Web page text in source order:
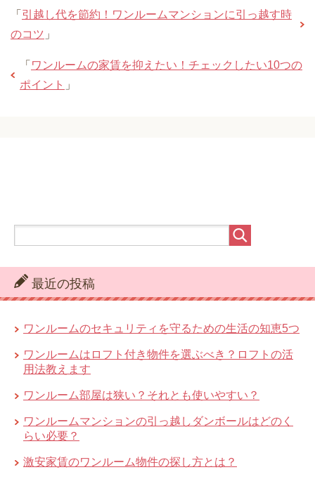
「 引越し代を節約！ワンルームマンションに引っ越す時
のコツ 」
「 ワンルームの家賃を抑えたい！チェックしたい10つの
ポイント 」
最近の投稿
ワンルームのセキュリティを守るための生活の知恵5つ
ワンルームはロフト付き物件を選ぶべき？ロフトの活
用法教えます
ワンルーム部屋は狭い？それとも使いやすい？
ワンルームマンションの引っ越しダンボールはどのく
らい必要？
激安家賃のワンルーム物件の探し方とは？